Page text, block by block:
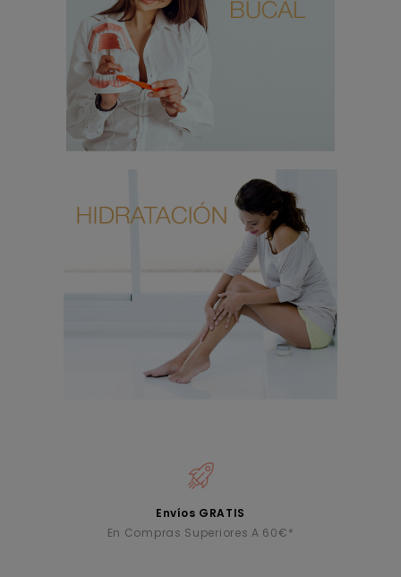
Envíos GRATIS
En Compras Superiores A 60€*